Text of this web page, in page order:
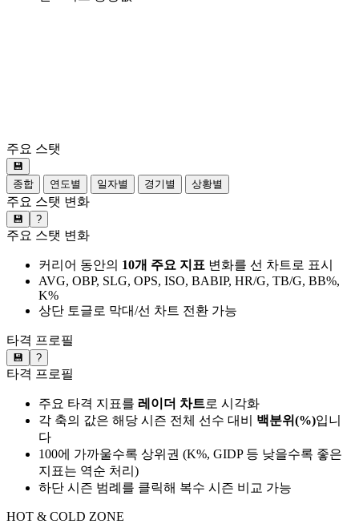
주요 스탯
💾
종합
연도별 일자별 경기별 상황별
주요 스탯 변화
💾 ?
주요 스탯 변화
커리어 동안의 10개 주요 지표 변화를 선 차트로 표시
AVG, OBP, SLG, OPS, ISO, BABIP, HR/G, TB/G, BB%,
K%
상단 토글로 막대/선 차트 전환 가능
타격 프로필
💾 ?
타격 프로필
주요 타격 지표를 레이더 차트로 시각화
각 축의 값은 해당 시즌 전체 선수 대비 백분위(%)입니
다
100에 가까울수록 상위권 (K%, GIDP 등 낮을수록 좋은
지표는 역순 처리)
하단 시즌 범례를 클릭해 복수 시즌 비교 가능
HOT & COLD ZONE